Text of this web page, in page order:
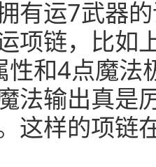
有运7武器
项链，比如
性和4点魔法
法输出真是
这样的项链